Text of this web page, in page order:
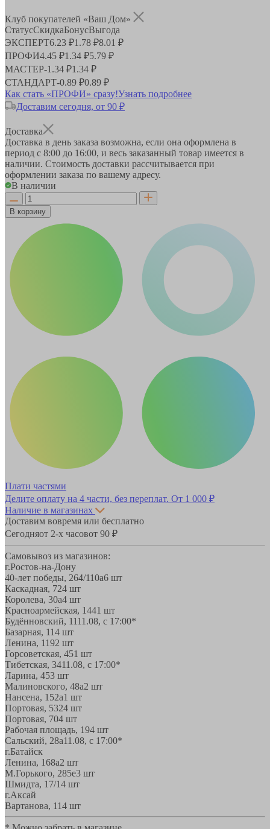
Клуб покупателей «Ваш Дом»
СтатусСкидкаБонусВыгода
ЭКСПЕРТ6.23 ₽1.78 ₽8.01 ₽
ПРОФИ4.45 ₽1.34 ₽5.79 ₽
МАСТЕР-1.34 ₽1.34 ₽
СТАНДАРТ-0.89 ₽0.89 ₽
Как стать «ПРОФИ» сразу!Узнать подробнее
Доставим сегодня, от 90 ₽
Доставка
Доставка в день заказа возможна, если она оформлена в
период с 8:00 до 16:00, и весь заказанный товар имеется в
наличии. Стоимость доставки рассчитывается при
оформлении заказа по вашему адресу.
В наличии
В корзину
Плати частями
Делите оплату на 4 части, без переплат. От 1 000 ₽
Наличие в магазинах
Доставим вовремя или бесплатно
Сегодняот 2-х часовот 90 ₽
Самовывоз из магазинов:
г.Ростов-на-Дону
40-лет победы, 264/110а6 шт
Каскадная, 724 шт
Королева, 30а4 шт
Красноармейская, 1441 шт
Будённовский, 1111.08, с 17:00*
Базарная, 114 шт
Ленина, 1192 шт
Горсоветская, 451 шт
Тибетская, 3411.08, с 17:00*
Ларина, 453 шт
Малиновского, 48а2 шт
Нансена, 152а1 шт
Портовая, 5324 шт
Портовая, 704 шт
Рабочая площадь, 194 шт
Сальский, 28a11.08, с 17:00*
г.Батайск
Ленина, 168а2 шт
М.Горького, 285е3 шт
Шмидта, 17/14 шт
г.Аксай
Вартанова, 114 шт